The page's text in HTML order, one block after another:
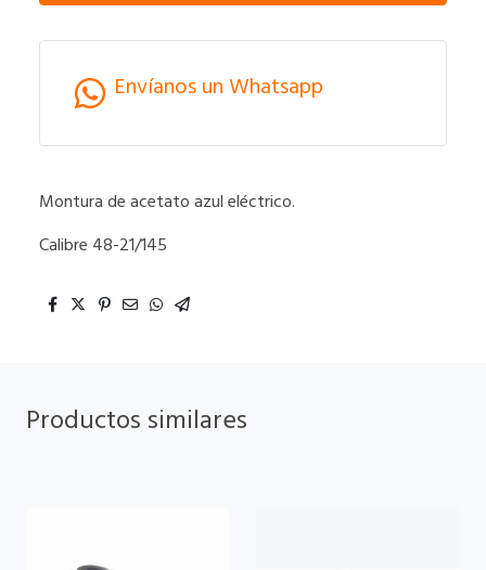
Envíanos un Whatsapp
Montura de acetato azul eléctrico.
Calibre 48-21/145
Productos similares